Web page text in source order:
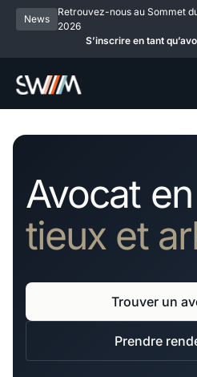
News
Retrouvez-nous au Sommet
2026
S’inscrire en tant
Avocat en
tieux et
Trouver un
Prendre